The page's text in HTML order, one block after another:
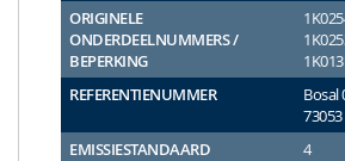
ORIGINELE
ONDERDEELNUMMERS /
BEPERKING
REFERENTIENUMMER
Bosal
73053
EMISSIESTANDAARD
4